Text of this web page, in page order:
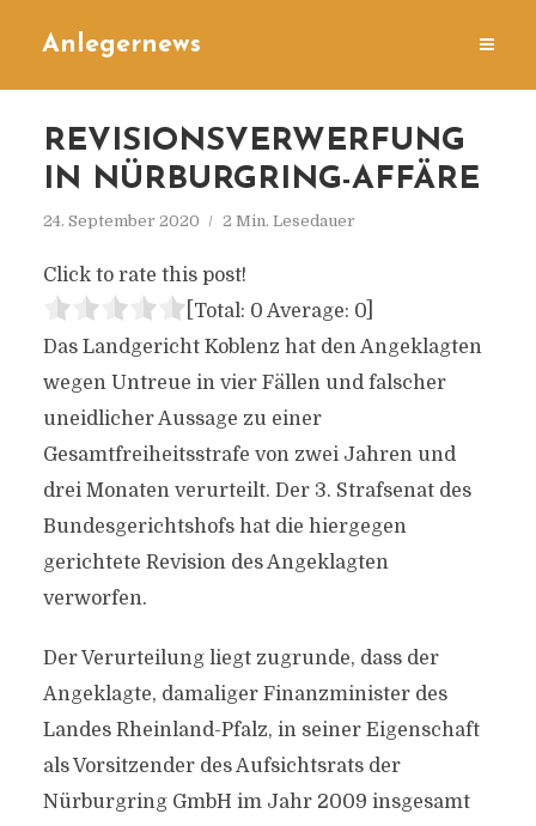
Anlegernews
REVISIONSVERWERFUNG
IN NÜRBURGRING-AFFÄRE
24. September 2020 2 Min. Lesedauer
Click to rate this post!
[Total: 0 Average: 0]
Das Landgericht Koblenz hat den Angeklagten
wegen Untreue in vier Fällen und falscher
uneidlicher Aussage zu einer
Gesamtfreiheitsstrafe von zwei Jahren und
drei Monaten verurteilt. Der 3. Strafsenat des
Bundesgerichtshofs hat die hiergegen
gerichtete Revision des Angeklagten
verworfen.
Der Verurteilung liegt zugrunde, dass der
Angeklagte, damaliger Finanzminister des
Landes Rheinland-Pfalz, in seiner Eigenschaft
als Vorsitzender des Aufsichtsrats der
Nürburgring GmbH im Jahr 2009 insgesamt